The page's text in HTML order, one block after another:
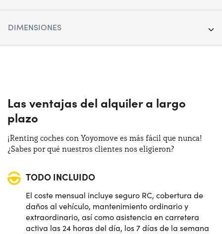
Tracción:Anterior
Plazas de estacionamiento:
Potencia:
DIMENSIONES
144 cm
Maletero (max):
Maletero (min):309 lt
Las ventajas del alquiler a largo
plazo
¡Renting coches con Yoyomove es más fácil que nunca!
¿Sabes por qué nuestros clientes nos eligieron?
TODO INCLUIDO
El coste mensual incluye seguro RC, cobertura de
daños al vehículo, mantenimiento ordinario y
extraordinario, así como asistencia en carretera
activa las 24 horas del día, los 7 días de la semana